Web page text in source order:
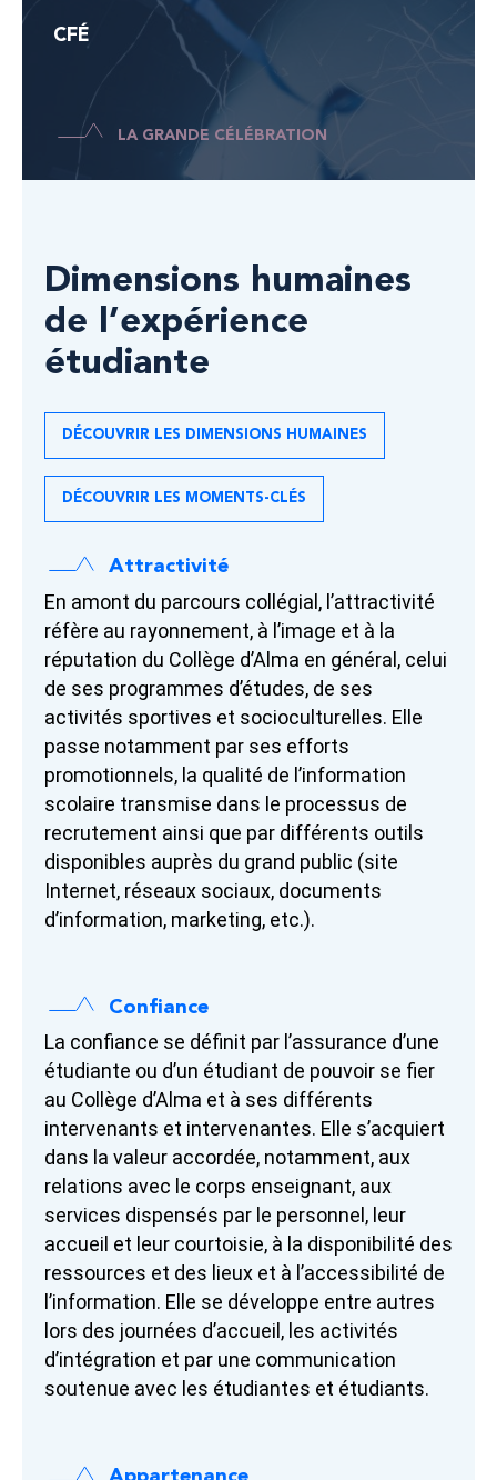
CFÉ
LA GRANDE CÉLÉBRATION
Dimensions humaines
de l’expérience
étudiante
DÉCOUVRIR LES DIMENSIONS HUMAINES
DÉCOUVRIR LES MOMENTS-CLÉS
Attractivité
En amont du parcours collégial, l’attractivité
réfère au rayonnement, à l’image et à la
réputation du Collège d’Alma en général, celui
de ses programmes d’études, de ses
activités sportives et socioculturelles. Elle
passe notamment par ses efforts
promotionnels, la qualité de l’information
scolaire transmise dans le processus de
recrutement ainsi que par différents outils
disponibles auprès du grand public (site
Internet, réseaux sociaux, documents
d’information, marketing, etc.).
Confiance
La confiance se définit par l’assurance d’une
étudiante ou d’un étudiant de pouvoir se fier
au Collège d’Alma et à ses différents
intervenants et intervenantes. Elle s’acquiert
dans la valeur accordée, notamment, aux
relations avec le corps enseignant, aux
services dispensés par le personnel, leur
accueil et leur courtoisie, à la disponibilité des
ressources et des lieux et à l’accessibilité de
l’information. Elle se développe entre autres
lors des journées d’accueil, les activités
d’intégration et par une communication
soutenue avec les étudiantes et étudiants.